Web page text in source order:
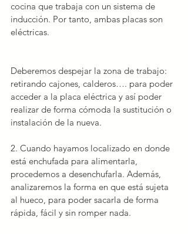
cocina que trabaja con un sistema de
inducción. Por tanto, ambas placas son
eléctricas.
Deberemos despejar la zona de trabajo:
retirando cajones, calderos…. para poder
acceder a la placa eléctrica y así poder
realizar de forma cómoda la sustitución o
instalación de la nueva.
2. Cuando hayamos localizado en donde
está enchufada para alimentarla,
procedemos a desenchufarla. Además,
analizaremos la forma en que está sujeta
al hueco, para poder sacarla de forma
rápida, fácil y sin romper nada.